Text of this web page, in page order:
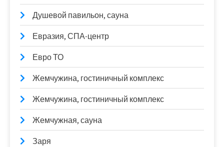
Душевой павильон, сауна
Евразия, СПА-центр
Евро ТО
Жемчужина, гостиничный комплекс
Жемчужина, гостиничный комплекс
Жемчужная, сауна
Заря